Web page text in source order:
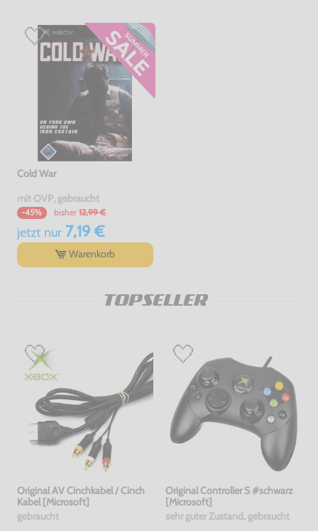
Cold War
mit OVP, gebraucht
-45% bisher 12,99 €
jetzt nur7,19 €
Warenkorb
TOPSELLER
Original AV Cinchkabel / Cinch
Kabel [Microsoft]
gebraucht
Original Controller S #schwarz
[Microsoft]
sehr guter Zustand, gebraucht